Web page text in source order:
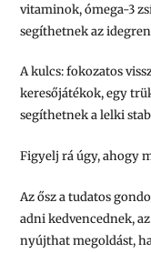
vitaminok, ómega-3
segíthetnek az
A kulcs: fokozatos
keresőjátékok, egy
segíthetnek a lelki
Figyelj rá úgy, ahogy
Az ősz a tudatos
adni kedvencednek,
nyújthat megoldást,